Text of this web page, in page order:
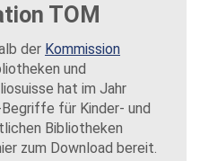
TOM
der Kommission
und
hat im Jahr
für Kinder- und
Bibliotheken
zum Download bereit.